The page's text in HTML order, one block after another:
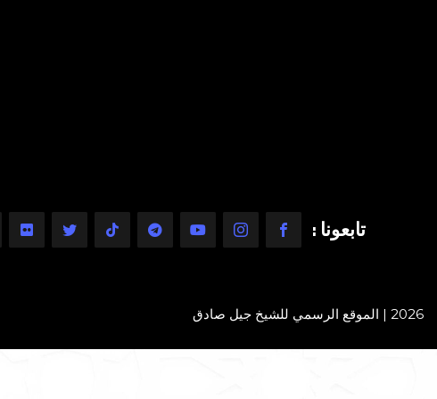
تابعونا :
2026 | الموقع الرسمي للشيخ جيل صادق